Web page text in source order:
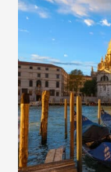
nudit
nebudou